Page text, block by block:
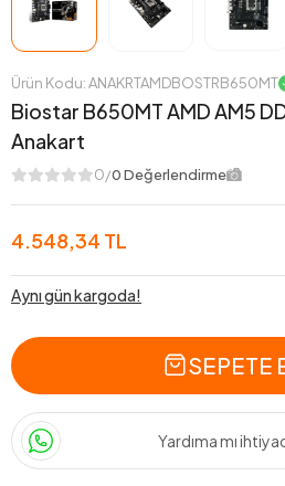
Ürün Kodu: ANAKRTAMDBOSTRB650MT
Biostar B650MT AMD AM5
Anakart
0/0 Değerlendirme
4.548,34 TL
Aynı gün kargoda!
SEPETE
Yardıma mı